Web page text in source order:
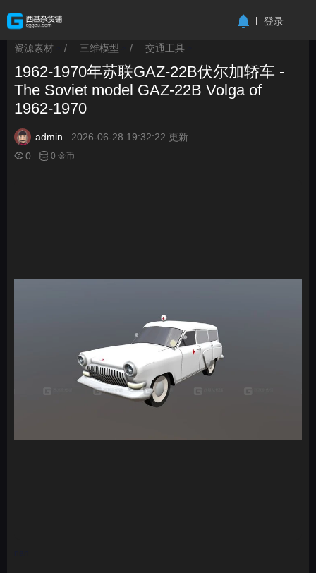
登录
资源素材 / 三维模型 / 交通工具
1962-1970年苏联GAZ-22B伏尔加轿车 -
The Soviet model GAZ-22B Volga of
1962-1970
admin
2026-06-28 19:32:22 更新
0
0 金币